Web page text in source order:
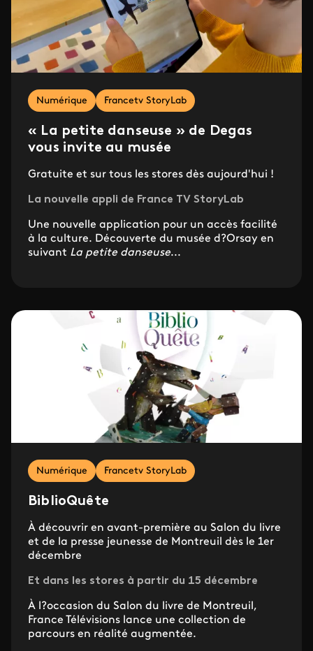
Numérique Francetv StoryLab
« La petite danseuse » de Degas
vous invite au musée
Gratuite et sur tous les stores dès aujourd'hui !
La nouvelle appli de France TV StoryLab
Une nouvelle application pour un accès facilité
à la culture. Découverte du musée d?Orsay en
suivant La petite danseuse...
Numérique Francetv StoryLab
BiblioQuête
À découvrir en avant-première au Salon du livre
et de la presse jeunesse de Montreuil dès le 1er
décembre
Et dans les stores à partir du 15 décembre
À l?occasion du Salon du livre de Montreuil,
France Télévisions lance une collection de
parcours en réalité augmentée.